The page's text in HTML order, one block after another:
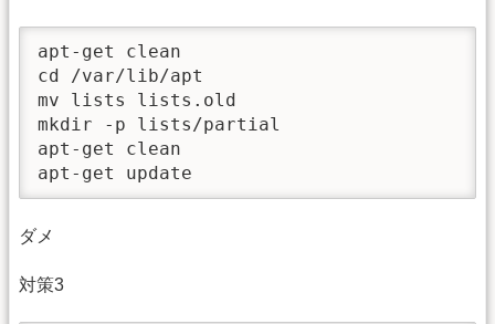
apt-get clean
cd /var/lib/apt
mv lists lists.old
mkdir -p lists/partial
apt-get clean
apt-get update
ダメ
対策3